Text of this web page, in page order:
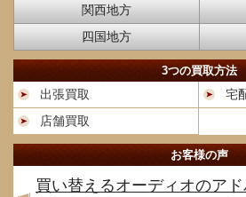
関西地方
四国地方
3つの買取方法
出張買取
宅
店舗買取
お客様の声
買い替えるオーディオのアド